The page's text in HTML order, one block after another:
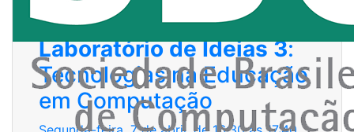
Laboratório de Ideias 3:
Tecnologias na Educação
em Computação